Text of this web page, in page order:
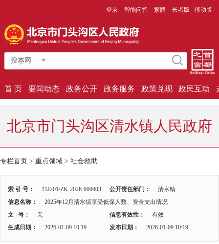
登录 智能问答 繁體 长者版 移动版
搜本网
首 页 要闻动态 政务公开 政务服务 政策兑现 政民互动
北京市门头沟区清水镇人民政府
专栏首页 > 重点领域 > 社会救助
索 引 号： 11J201/ZK-2026-000003 公开责任部门：
清水镇
信息名称：
2025年12月清水镇享受低保人数、资金支出情况
文 号：
无 信息有效性：
有效
生成日期：
2026-01-09 10:19 发布日期： 2026-01-09 10:19